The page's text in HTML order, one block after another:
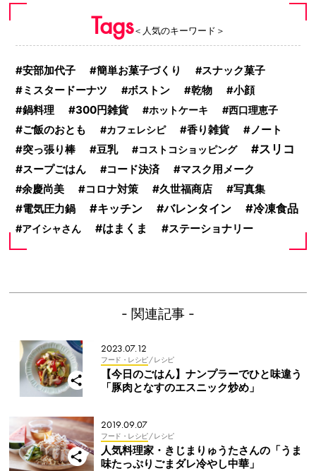
Tags＜人気のキーワード＞
安部加代子 簡単お菓子づくり
スナック菓子
ミスタードーナツ
ボストン 乾物
小顔
鍋料理
300円雑貨 ホットケーキ 西口理恵子
ご飯のおとも カフェレシピ 香り雑貨
ノート
突っ張り棒
豆乳 コストコショッピング スリコ
スープごはん コード決済
マスク用メーク
余慶尚美
コロナ対策 久世福商店
写真集
電気圧力鍋
キッチン バレンタイン 冷凍食品
アイシャさん はまくま ステーショナリー
- 関連記事 -
2023.07.12
フード・レシピ/ レシピ
【今日のごはん】ナンプラーでひと味違う
「豚肉となすのエスニック炒め」
2019.09.07
フード・レシピ/ レシピ
人気料理家・きじまりゅうたさんの「うま
味たっぷりごまダレ冷やし中華」